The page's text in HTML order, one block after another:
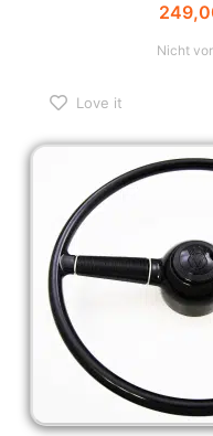
Nicht
Love it